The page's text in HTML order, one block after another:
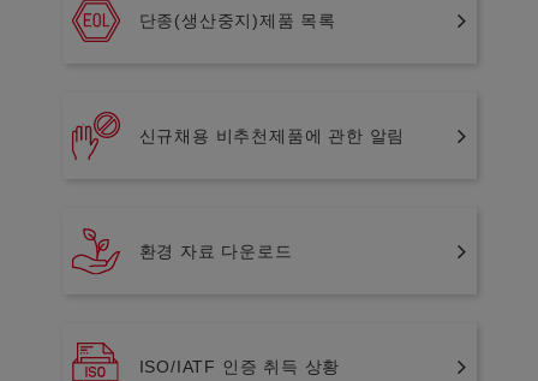
단종(생산중지)제품 목록
신규채용 비추천제품에 관한 알림
환경 자료 다운로드
ISO/IATF 인증 취득 상황